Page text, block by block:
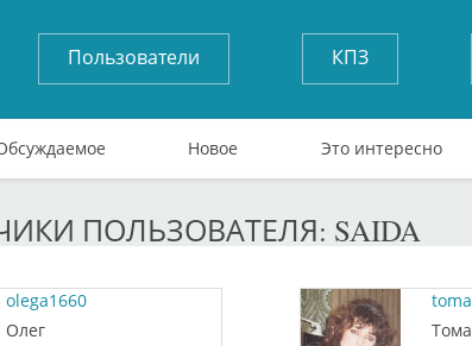
Пользователи КПЗ
Новое Это интересно
ПОЛЬЗОВАТЕЛЯ: SAIDA
olega1660
Олег
toma
Тома